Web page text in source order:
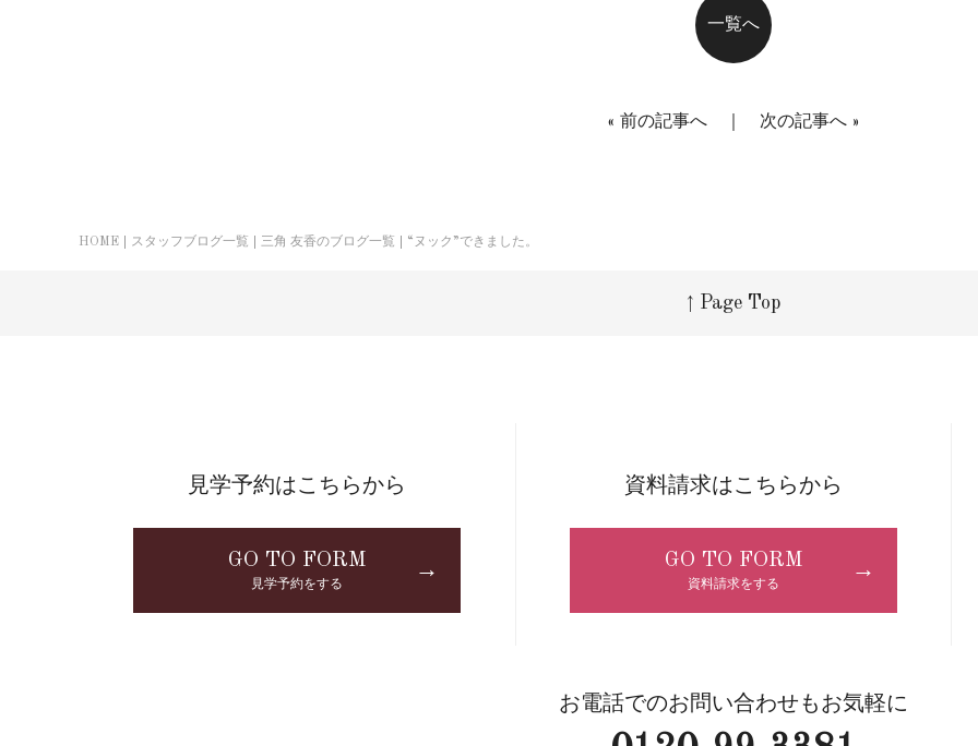
一覧へ
« 前の記事へ 次の記事へ »
HOME スタッフブログ一覧 三角 友香のブログ一覧 “ヌック”できました。
↑ Page Top
見学予約はこちらから
GO TO FORM
見学予約をする
→
資料請求はこちらから
GO TO FORM
資料請求をする
→
お電話でのお問い合わせもお気軽に